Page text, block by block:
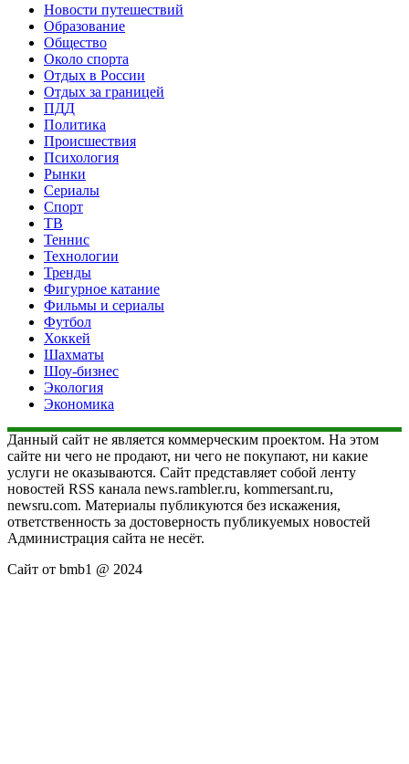
Новости путешествий
Образование
Общество
Около спорта
Отдых в России
Отдых за границей
ПДД
Политика
Происшествия
Психология
Рынки
Сериалы
Спорт
ТВ
Теннис
Технологии
Тренды
Фигурное катание
Фильмы и сериалы
Футбол
Хоккей
Шахматы
Шоу-бизнес
Экология
Экономика
Данный сайт не является коммерческим проектом. На этом
сайте ни чего не продают, ни чего не покупают, ни какие
услуги не оказываются. Сайт представляет собой ленту
новостей RSS канала news.rambler.ru, kommersant.ru,
newsru.com. Материалы публикуются без искажения,
ответственность за достоверность публикуемых новостей
Администрация сайта не несёт.
Сайт от bmb1 @ 2024